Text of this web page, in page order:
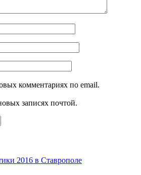
комментариях по email.
записях почтой.